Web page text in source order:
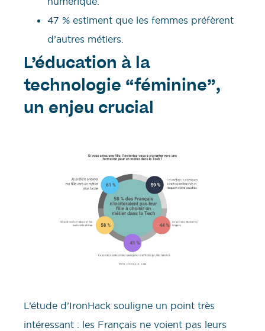
47 % estiment que les femmes préfèrent
d’autres métiers.
L’éducation à la
technologie “féminine”,
un enjeu crucial
L’étude d’IronHack souligne un point très
intéressant : les Français ne voient pas leurs